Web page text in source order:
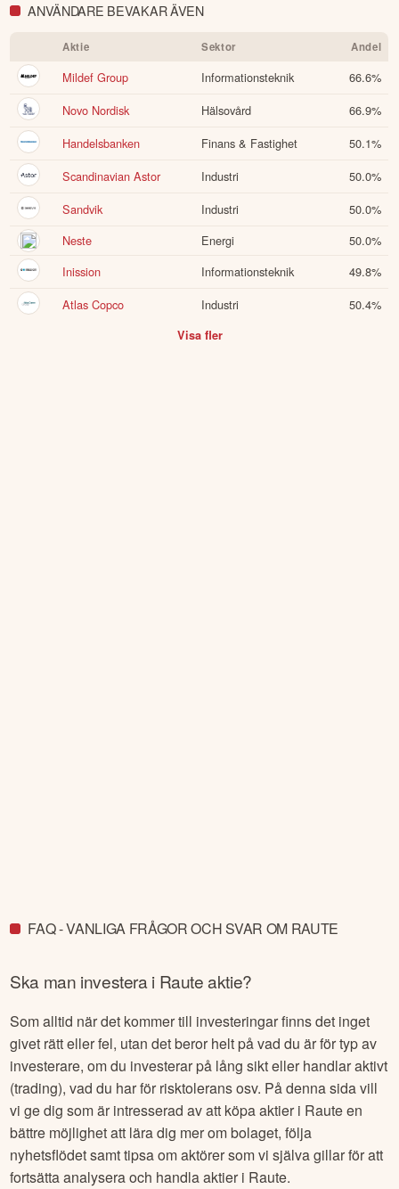
ANVÄNDARE BEVAKAR ÄVEN
Aktie Sektor Andel
Mildef Group Informationsteknik 66.6%
Novo Nordisk
Hälsovård 66.9%
Handelsbanken
Finans & Fastighet 50.1%
Scandinavian Astor
Industri 50.0%
Sandvik
Industri 50.0%
Neste
Energi 50.0%
Inission
Informationsteknik 49.8%
Atlas Copco
Industri 50.4%
Visa fler
FAQ - VANLIGA FRÅGOR OCH SVAR OM RAUTE
Ska man investera i Rauteaktie?
Som alltid när det kommer till investeringar finns det inget
givet rätt eller fel, utan det beror helt på vad du är för typ av
investerare, om du investerar på lång sikt eller handlar aktivt
(trading), vad du har för risktolerans osv. På denna sida vill
vi ge dig som är intresserad av att köpa aktier i Rauteen
bättre möjlighet att lära dig mer om bolaget, följa
nyhetsflödet samt tipsa om aktörer som vi själva gillar för att
fortsätta analysera och handla aktier i Raute.